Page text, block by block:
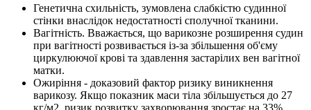
Генетична схильність, зумовлена слабкістю судинної
стінки внаслідок недостатності сполучної тканини.
Вагітність. Вважається, що варикозне розширення судин
при вагітності розвивається із-за збільшення об'єму
циркулюючої крові та здавлення застарілих вен вагітної
матки.
Ожиріння - доказовий фактор ризику виникнення
варикозу. Якщо показник маси тіла збільшується до 27
кг/м2, ризик розвитку захворювання зростає на 33%.